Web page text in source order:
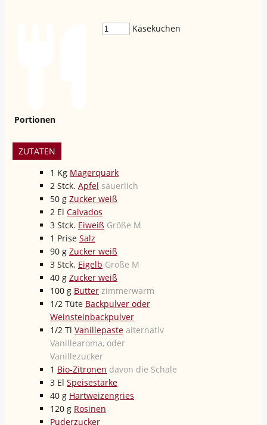
Portionen
Käsekuchen
ZUTATEN
1 Kg Magerquark
2 Stck. Apfel säuerlich
50 g Zucker weiß
2 El Calvados
3 Stck. Eiweiß Größe M
1 Prise Salz
90 g Zucker weiß
3 Stck. Eigelb Größe M
40 g Zucker weiß
100 g Butter zimmerwarm
1/2 Tüte Backpulver oder
Weinsteinbackpulver
1/2 Tl Vanillepaste alternativ
Vanillearoma, oder
Vanillezucker
1 Bio-Zitronen davon die Schale
3 El Speisestärke
40 g Hartweizengries
120 g Rosinen
Puderzucker